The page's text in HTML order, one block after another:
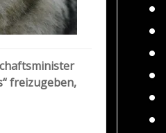
freizugeben,